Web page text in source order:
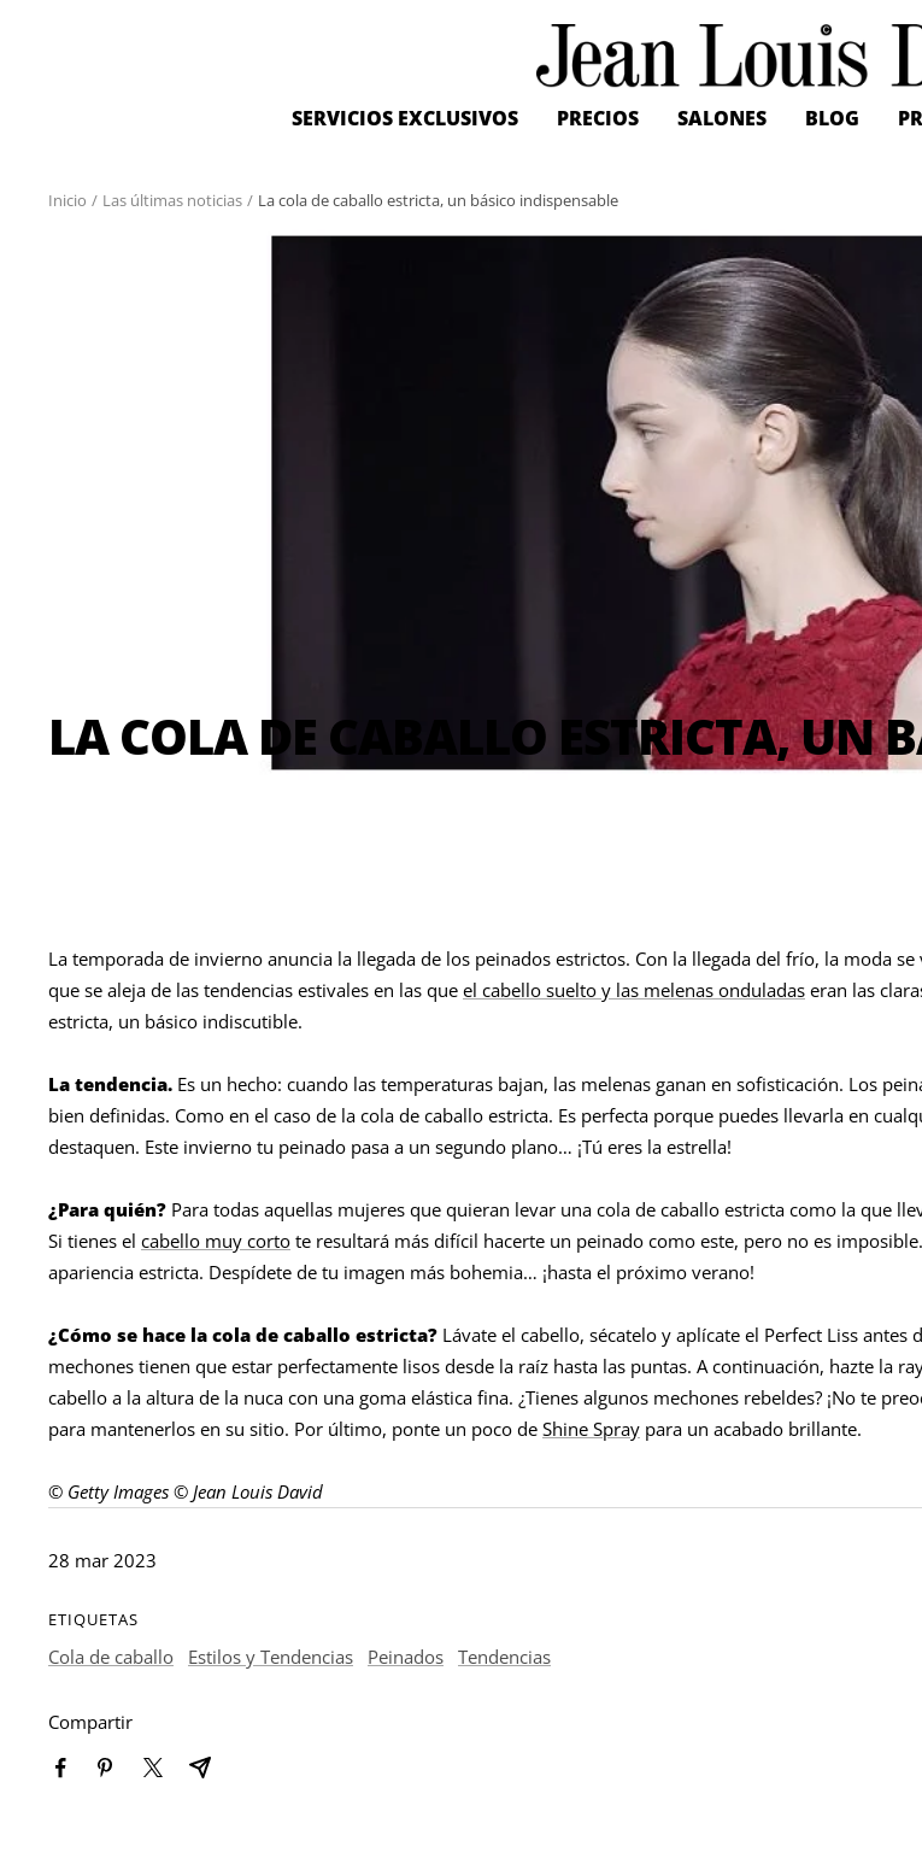
Louis
SERVICIOS EXCLUSIVOS PRECIOS SALONES BLOG
Inicio Las últimas noticias La cola de caballo estricta, un básico indispensable
LA COLA DE CABALLO ESTRICTA, UN
La temporada de invierno anuncia la llegada de los peinados estrictos. Con la llegada del frío, la moda
que se aleja de las tendencias estivales en las que el cabello suelto y las melenas onduladas eran las
estricta, un básico indiscutible.
La tendencia. Es un hecho: cuando las temperaturas bajan, las melenas ganan en sofisticación. Los
bien definidas. Como en el caso de la cola de caballo estricta. Es perfecta porque puedes llevarla en
destaquen. Este invierno tu peinado pasa a un segundo plano… ¡Tú eres la estrella!
¿Para quién? Para todas aquellas mujeres que quieran levar una cola de caballo estricta como la que
Si tienes el cabello muy corto te resultará más difícil hacerte un peinado como este, pero no es
apariencia estricta. Despídete de tu imagen más bohemia… ¡hasta el próximo verano!
¿Cómo se hace la cola de caballo estricta? Lávate el cabello, sécatelo y aplícate el Perfect Liss antes
mechones tienen que estar perfectamente lisos desde la raíz hasta las puntas. A continuación, hazte la
cabello a la altura de la nuca con una goma elástica fina. ¿Tienes algunos mechones rebeldes? ¡No te
para mantenerlos en su sitio. Por último, ponte un poco de Shine Spray para un acabado brillante.
© Getty Images © Jean Louis David
28 mar 2023
ETIQUETAS
Cola de caballo Estilos y Tendencias Peinados Tendencias
Compartir